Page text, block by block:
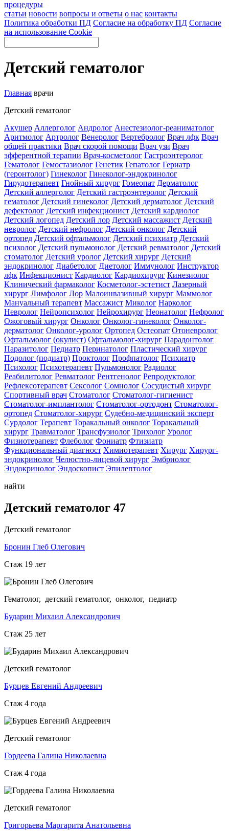
процедуры
статьи новости вопросы и ответы о нас контакты
Политика обработки ПД Согласие на обработку ПД Согласие
на использование Cookie
Детский гематолог
Главная врачи
Детский гематолог
Акушер Аллерголог Андролог Анестезиолог-реаниматолог
Аритмолог Артролог Венеролог Вертебролог Врач лфк Врач
общей практики Врач скорой помощи Врач узи Врач
эфферентной терапии Врач-косметолог Гастроэнтеролог
Гематолог Гемостазиолог Генетик Гепатолог Гериатр
(геронтолог) Гинеколог Гинеколог-эндокринолог
Гирудотерапевт Гнойный хирург Гомеопат Дерматолог
Детский аллерголог Детский гастроэнтеролог Детский
гематолог Детский гинеколог Детский дерматолог Детский
дефектолог Детский инфекционист Детский кардиолог
Детский логопед Детский лор Детский массажист Детский
невролог Детский нефролог Детский онколог Детский
ортопед Детский офтальмолог Детский психиатр Детский
психолог Детский пульмонолог Детский ревматолог Детский
стоматолог Детский уролог Детский хирург Детский
эндокринолог Диабетолог Диетолог Иммунолог Инструктор
лфк Инфекционист Кардиолог Кардиохирург Кинезиолог
Клинический фармаколог Косметолог-эстетист Лазерный
хирург Лимфолог Лор Малоинвазивный хирург Маммолог
Мануальный терапевт Массажист Миколог Нарколог
Невролог Нейропсихолог Нейрохирург Неонатолог Нефролог
Ожоговый хирург Онколог Онколог-гинеколог Онколог-
дерматолог Онколог-уролог Ортопед Остеопат Отоневролог
Офтальмолог (окулист) Офтальмолог-хирург Парадонтолог
Паразитолог Педиатр Перинатолог Пластический хирург
Подолог (подиатр) Проктолог Профпатолог Психиатр
Психолог Психотерапевт Пульмонолог Радиолог
Реабилитолог Ревматолог Рентгенолог Репродуктолог
Рефлексотерапевт Сексолог Сомнолог Сосудистый хирург
Спортивный врач Стоматолог Стоматолог-гигиенист
Стоматолог-имплантолог Стоматолог-ортодонт Стоматолог-
ортопед Стоматолог-хирург Судебно-медицинский эксперт
Сурдолог Терапевт Торакальный онколог Торакальный
хирург Травматолог Трансфузиолог Трихолог Уролог
Физиотерапевт Флеболог Фониатр Фтизиатр
Функциональный диагност Химиотерапевт Хирург Хирург-
эндокринолог Челюстно-лицевой хирург Эмбриолог
Эндокринолог Эндоскопист Эпилептолог
найти
Детский гематолог 47
Детский гематолог
Бронин Глеб Олегович
Стаж 19 лет
Гематолог, детский гематолог, онколог, педиатр
Бударин Михаил Александрович
Стаж 25 лет
Детский гематолог
Бурцев Евгений Андреевич
Стаж 4 года
Детский гематолог
Гордеева Галина Николаевна
Стаж 4 года
Детский гематолог
Григорьева Маргарита Анатольевна